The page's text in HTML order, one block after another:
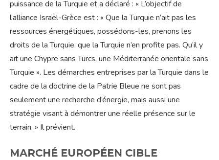
puissance de la Turquie et a déclaré : « L’objectif de
l’alliance Israël-Grèce est : « Que la Turquie n’ait pas les
ressources énergétiques, possédons-les, prenons les
droits de la Turquie, que la Turquie n’en profite pas. Qu’il y
ait une Chypre sans Turcs, une Méditerranée orientale sans
Turquie ». Les démarches entreprises par la Turquie dans le
cadre de la doctrine de la Patrie Bleue ne sont pas
seulement une recherche d’énergie, mais aussi une
stratégie visant à démontrer une réelle présence sur le
terrain. » Il prévient.
MARCHÉ EUROPÉEN CIBLE